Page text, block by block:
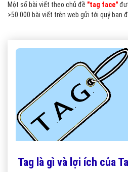
Một số bài viết theo chủ đề "tag face"
>50.000 bài viết trên web gửi tới quý bạn
Tag là gì và lợi ích của